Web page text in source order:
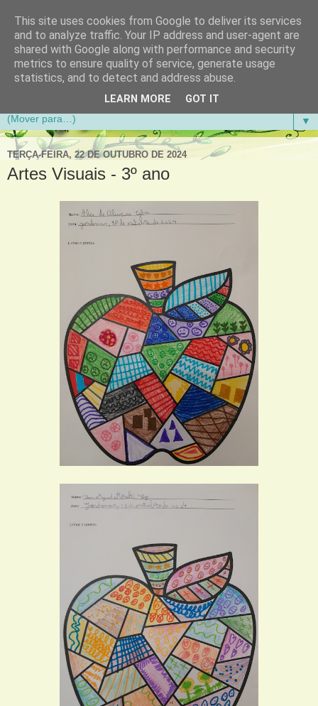
Aventuras de Palmo e Meio
Blogue da Escola Básica do 1.º Ciclo da Gandra em
▼
TERÇA-FEIRA, 22 DE OUTUBRO DE 2024
Artes Visuais - 3º ano
This site uses cookies from Google to deliver its services
and to analyze traffic. Your IP address and user-agent are
shared with Google along with performance and security
metrics to ensure quality of service, generate usage
statistics, and to detect and address abuse.
LEARN MORE GOT IT